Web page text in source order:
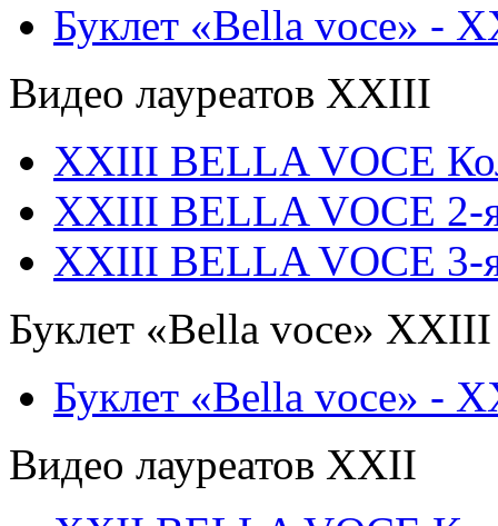
Буклет «Bella voce» -
Видео лауреатов XXIII
XXIII BELLA VOCE
XXIII BELLA VOCE 2-
XXIII BELLA VOCE 3-
Буклет «Bella voce» ХХIII
Буклет «Bella voce» -
Видео лауреатов XXII